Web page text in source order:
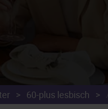
> 60-plus lesbisch >